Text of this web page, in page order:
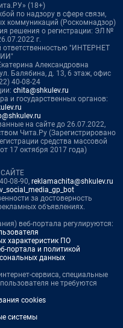
(18+)
по надзору в сфере связи,
коммуникаций (Роскомнадзор)
решения о регистрации: ЭЛ №
г.
ответственностью "ИНТЕРНЕТ
Александровна
Балябина, д. 13, 6 этаж, офис
40-08-24
chita@shkulev.ru
и государственных органов:
на сайте до 26.07.2022,
Чита.Ру (Зарегистрировано
средства массовой
17 октября 2017 года)
08-90, reklamachita@shkulev.ru
за достоверность
объявлениях.
веб-портала регулируются:
характеристик ПО
портала и политикой
данных
сервиса, специальные
не требуются
cookies
системы